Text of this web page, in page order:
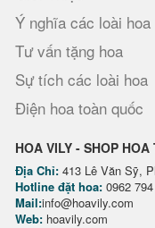
Ý nghĩa các loài hoa
Tư vấn tặng hoa
Sự tích các loài hoa
Điện hoa toàn quốc
HOA VILY - SHOP
Địa Chỉ: 413 Lê Văn Sỹ,
Hotline đặt hoa: 0962
Mail:info@hoavily.com
Web: hoavily.com